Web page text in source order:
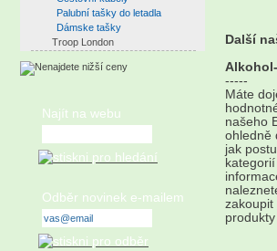
Další
-----
Máte
našeho
ohledně
jak
kategorií
zakoupit
Palubní tašky do letadla
Dámske tašky
Troop London
Najít na webu
Odběr novinek e-mailem